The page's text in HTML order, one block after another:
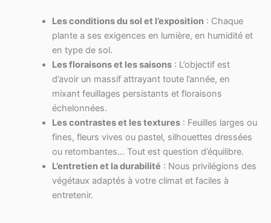
Les conditions du sol et l’exposition: Chaque
plante a ses exigences en lumière, en humidité et
en type de sol.
Les floraisons et les saisons: L’objectif est
d’avoir un massif attrayant toute l’année, en
mixant feuillages persistants et floraisons
échelonnées.
Les contrastes et les textures: Feuilles larges ou
fines, fleurs vives ou pastel, silhouettes dressées
ou retombantes… Tout est question d’équilibre.
L’entretien et la durabilité : Nous privilégions des
végétaux adaptés à votre climat et faciles à
entretenir.